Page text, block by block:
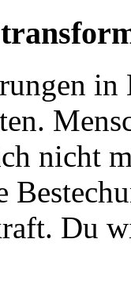
in
nicht
Du